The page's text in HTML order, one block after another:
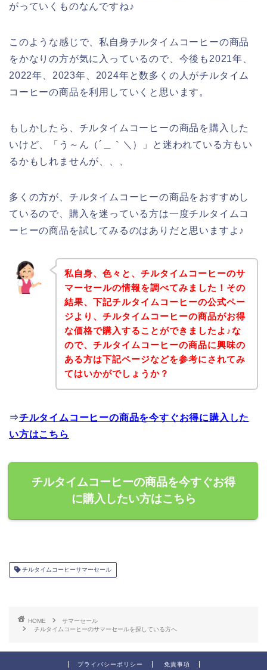
がっていくものなんですね♪
このような感じで、私自身チルタイムコーヒーの商品
をかなりの方が気に入っているので、今後も2021年、
2022年、2023年、2024年と数多くの人がチルタイム
コーヒーの商品を利用していくと思います。
もしかしたら、チルタイムコーヒーの商品を購入した
いけど、「う～ん（´＿｀＼）」と迷われている方もい
るかもしれませんが、、、
多くの方が、チルタイムコーヒーの商品をおすすめし
ているので、購入を迷っている方は一度チルタイムコ
ーヒーの商品を試してみるのはありだと思いますよ♪
私自身、色々と、チルタイムコーヒーのサ
マーセールの情報を調べてみました！その
結果、下記チルタイムコーヒーの公式ペー
ジより、チルタイムコーヒーの商品がお得
な価格で購入することができましたよ♪な
ので、チルタイムコーヒーの商品に興味の
ある方は下記ページなどを参考にされてみ
てはいかがでしょうか？
⇒チルタイムコーヒーの商品を今すぐお得に購入した
い方はこちら
チルタイムコーヒーの商品を今すぐお得
に購入したい方はこちら
チルタイムコーヒーサマーセール
HOME
サマーセール
チルタイムコーヒーのサマーセールを探している方へ
プライバシーポリシー 免責事項